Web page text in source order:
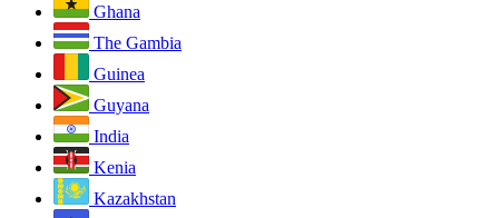
Ghana
The Gambia
Guinea
Guyana
India
Kenia
Kazakhstan